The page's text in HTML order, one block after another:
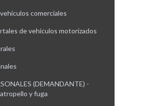
comerciales
de vehículos motorizados
(DEMANDANTE) -
y fuga